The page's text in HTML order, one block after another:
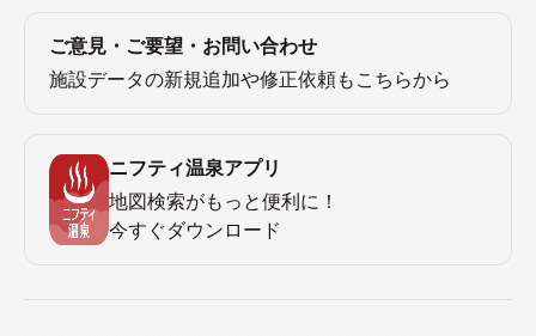
ご意見・ご要望・お問い合わせ
施設データの新規追加や修正依頼もこちらから
ニフティ温泉アプリ
地図検索がもっと便利に！
今すぐダウンロード